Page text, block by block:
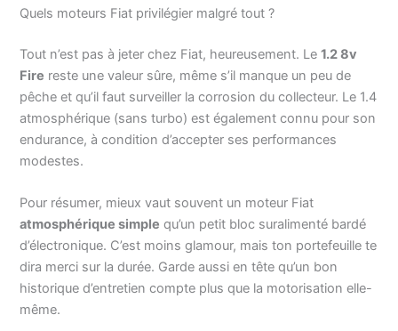
Quels moteurs Fiat privilégier malgré tout ?
Tout n’est pas à jeter chez Fiat, heureusement. Le1.2 8v
Fire reste une valeur sûre, même s’il manque un peu de
pêche et qu’il faut surveiller la corrosion du collecteur. Le 1.4
atmosphérique (sans turbo) est également connu pour son
endurance, à condition d’accepter ses performances
modestes.
Pour résumer, mieux vaut souvent un moteur Fiat
atmosphérique simple qu’un petit bloc suralimenté bardé
d’électronique. C’est moins glamour, mais ton portefeuille te
dira merci sur la durée. Garde aussi en tête qu’un bon
historique d’entretien compte plus que la motorisation elle-
même.